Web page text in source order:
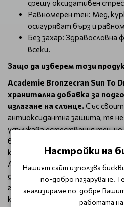
срещу оксидативен
Равномерен тен: Мед,
осигуряват бърз и
Без захар: Здравословна
всеки.
Защо да изберем този
Academie Bronzecran Sun To
хранителна добавка за
излагане на слънце.Със
антиоксидантна защита, тя
удължава естествения тен,
вредните ефекти на слънцето
комбинация с останалите
Academie, този продукт
дълготраен тен, без захар и
го заради ефективността и
красота.
Настройки на
Нашият сайт използва
по-добро пазаруване.
анализираме по-добре
работата